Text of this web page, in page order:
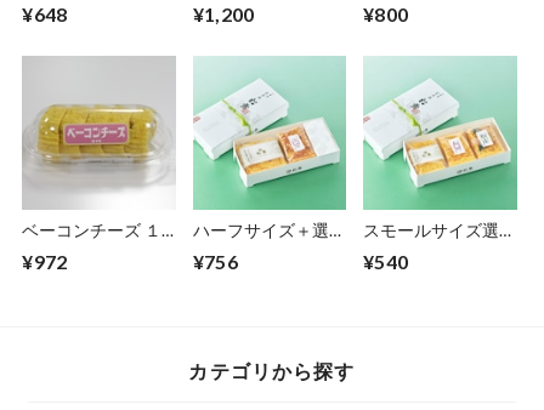
¥648 ¥1,200 ¥800
ベーコンチーズ １
¥972
ハーフサイズ＋選べ
ット
¥756
スモールサイズ選べ
¥540
カテゴリから探す